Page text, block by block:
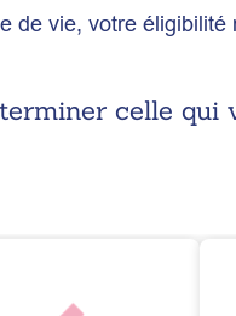
de vie, votre
celle qui